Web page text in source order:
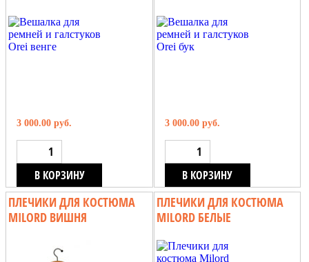
3 000.00 руб.
В КОРЗИНУ
3 000.00 руб.
В КОРЗИНУ
ПЛЕЧИКИ ДЛЯ КОСТЮМА
MILORD ВИШНЯ
ПЛЕЧИКИ ДЛЯ КОСТЮМА
MILORD БЕЛЫЕ